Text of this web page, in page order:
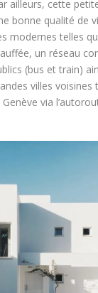
ailleurs, cette
bonne qualité de
modernes telles
un réseau
(bus et train)
villes voisines
via